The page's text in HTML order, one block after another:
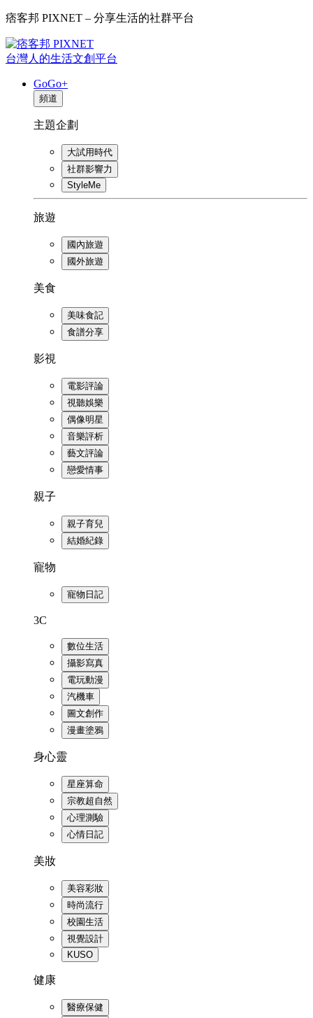
痞客邦 PIXNET – 分享生活的社群平台
台灣人的生活文創平台
GoGo+
頻道
主題企劃
大試用時代
社群影響力
StyleMe
旅遊
國內旅遊
國外旅遊
美食
美味食記
食譜分享
影視
電影評論
視聽娛樂
偶像明星
音樂評析
藝文評論
戀愛情事
親子
親子育兒
結婚紀錄
寵物
寵物日記
3C
數位生活
攝影寫真
電玩動漫
汽機車
圖文創作
漫畫塗鴉
身心靈
星座算命
宗教超自然
心理測驗
心情日記
美妝
美容彩妝
時尚流行
校園生活
視覺設計
KUSO
健康
醫療保健